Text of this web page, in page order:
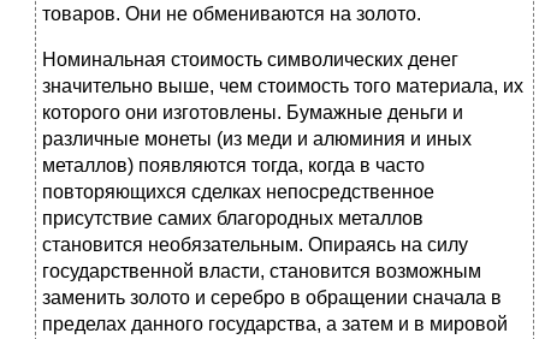
товаров. Они не обмениваются на золото.
Номинальная стоимость символических денег
значительно выше, чем стоимость того материала, их
которого они изготовлены. Бумажные деньги и
различные монеты (из меди и алюминия и иных
металлов) появляются тогда, когда в часто
повторяющихся сделках непосредственное
присутствие самих благородных металлов
становится необязательным. Опираясь на силу
государственной власти, становится возможным
заменить золото и серебро в обращении сначала в
пределах данного государства, а затем и в мировой